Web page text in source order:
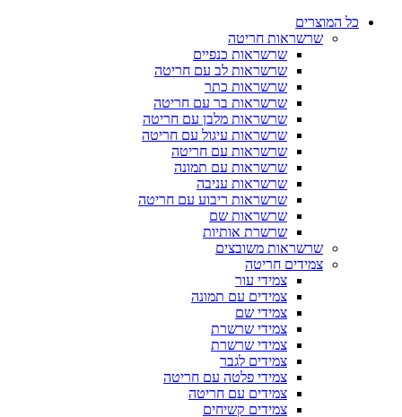
כל המוצרים
שרשראות חריטה
שרשראות כנפיים
שרשראות לב עם חריטה
שרשראות כתר
שרשראות בר עם חריטה
שרשראות מלבן עם חריטה
שרשראות עיגול עם חריטה
שרשראות עם חריטה
שרשראות עם תמונה
שרשראות עניבה
שרשראות ריבוע עם חריטה
שרשראות שם
שרשרת אותיות
שרשראות משובצים
צמידים חריטה
צמידי עור
צמידים עם תמונה
צמידי שם
צמידי שרשרת
צמידי שרשרת
צמידים לגבר
צמידי פלטה עם חריטה
צמידים עם חריטה
צמידים קשיחים